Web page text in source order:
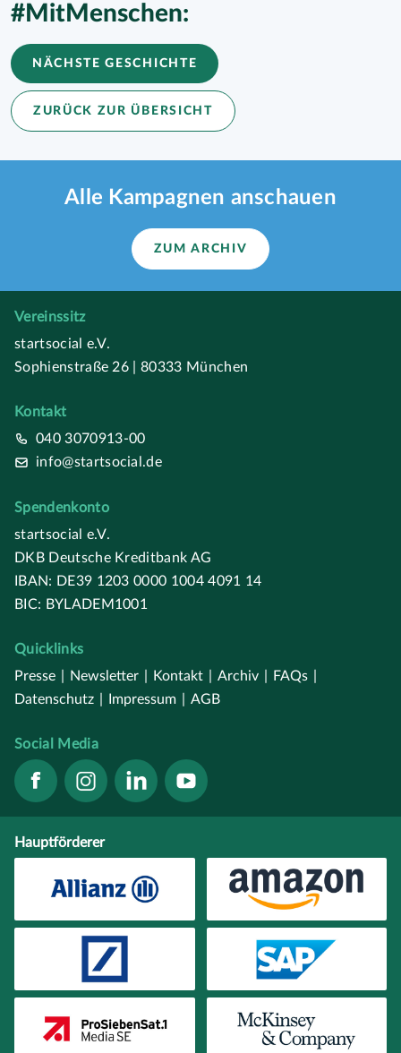
#MitMenschen:
NÄCHSTE GESCHICHTE
ZURÜCK ZUR ÜBERSICHT
Alle Kampagnen anschauen
ZUM ARCHIV
Vereinssitz
startsocial e.V.
Sophienstraße 26 | 80333 München
Kontakt
040 3070913-00
info@startsocial.de
Spendenkonto
startsocial e.V.
DKB Deutsche Kreditbank AG
IBAN: DE39 1203 0000 1004 4091 14
BIC: BYLADEM1001
Quicklinks
Presse
Newsletter Kontakt Archiv FAQs
Datenschutz
Impressum AGB
Social Media
Hauptförderer